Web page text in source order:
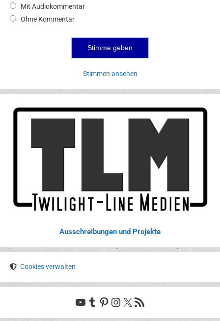
Mit Audiokommentar
Ohne Kommentar
Stimmen ansehen
Ausschreibungen und Projekte
Cookies verwalten
YouTube
Tumblr
Pinterest
Instagram
X RSS-Feed